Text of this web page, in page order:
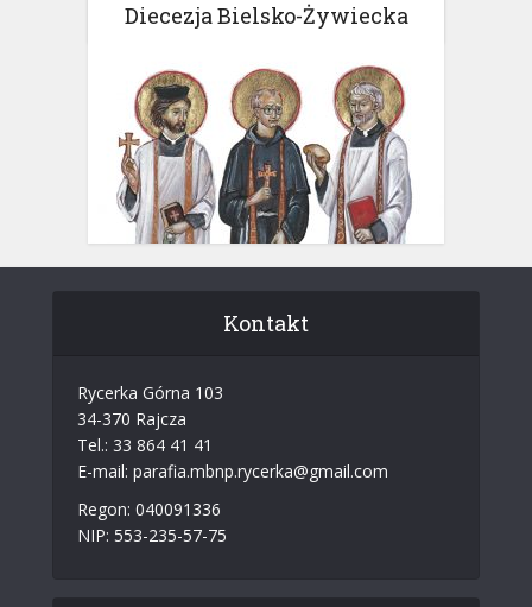
Diecezja Bielsko-Żywiecka
Kontakt
Rycerka Górna 103
34-370 Rajcza
Tel.: 33 864 41 41
E-mail: parafia.mbnp.rycerka@gmail.com
Regon: 040091336
NIP: 553-235-57-75